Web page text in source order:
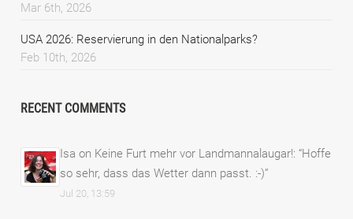
Mar 6th, 2026
USA 2026: Reservierung in den Nationalparks?
Feb 10th, 2026
RECENT COMMENTS
Isa on Keine Furt mehr vor Landmannalaugar!: “Hoffe
so sehr, dass das Wetter dann passt. :-)”
Jul 20, 13:59